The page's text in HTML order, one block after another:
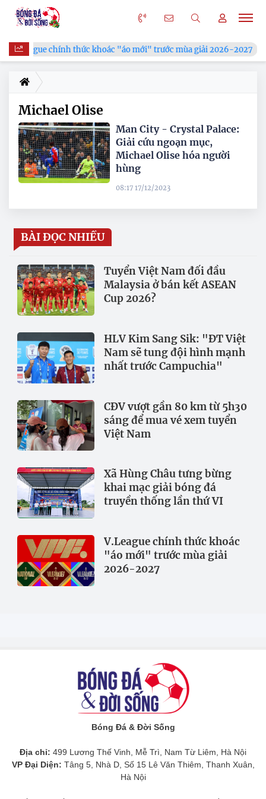
V.League chính thức khoác "áo mới" trước mùa giải 2026-2027
Michael Olise
Man City - Crystal Palace:
Giải cứu ngoạn mục,
Michael Olise hóa người
hùng
08:17 17/12/2023
BÀI ĐỌC NHIỀU
Tuyển Việt Nam đối đầu
Malaysia ở bán kết ASEAN
Cup 2026?
HLV Kim Sang Sik: "ĐT Việt
Nam sẽ tung đội hình mạnh
nhất trước Campuchia"
CĐV vượt gần 80 km từ 5h30
sáng để mua vé xem tuyển
Việt Nam
Xã Hùng Châu tưng bừng
khai mạc giải bóng đá
truyền thống lần thứ VI
V.League chính thức khoác
"áo mới" trước mùa giải
2026-2027
Bóng Đá & Đời Sống
Địa chỉ: 499 Lương Thế Vinh, Mễ Trì, Nam Từ Liêm, Hà Nội
VP Đại Diện: Tâng 5, Nhà D, Số 15 Lê Văn Thiêm, Thanh Xuân,
Hà Nội